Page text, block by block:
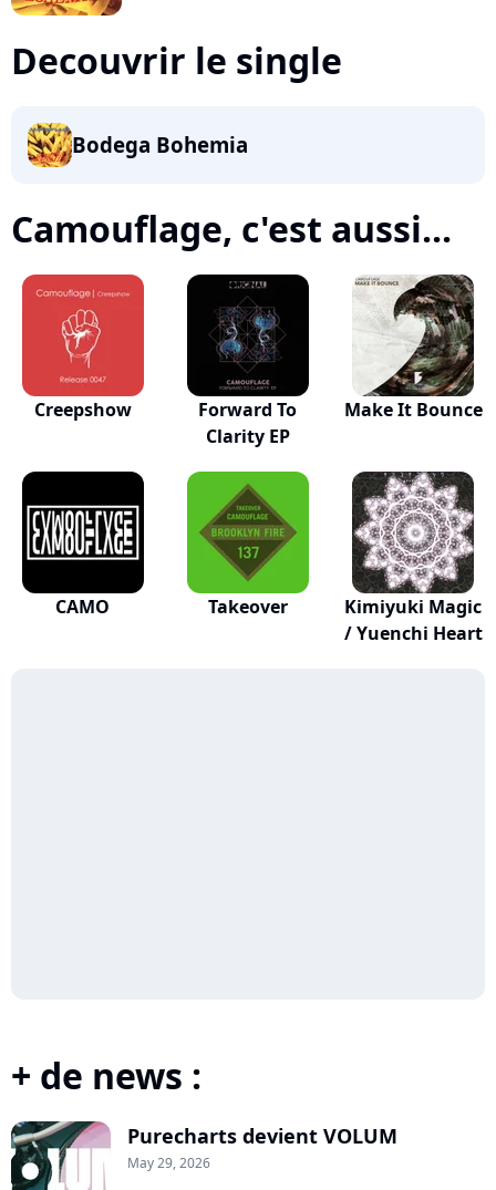
Decouvrir le single
Bodega Bohemia
Camouflage, c'est aussi...
Creepshow
Forward To
Clarity EP
Make It Bounce
CAMO Takeover
Kimiyuki Magic
/ Yuenchi Heart
+ de news :
Purecharts devient VOLUM
May 29, 2026